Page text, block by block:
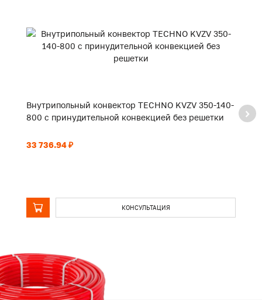
Внутрипольный конвектор TECHNO KVZV 350-140-
800 с принудительной конвекцией без решетки
33 736.94 ₽
КОНСУЛЬТАЦИЯ